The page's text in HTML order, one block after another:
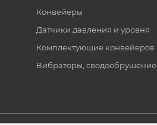
Конвейеры
Датчики давления и уровня
Комплектующие конвейеров
Вибраторы, сводообрушение